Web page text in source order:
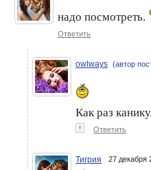
надо посмотреть.
Ответить
owlways (автор
Как раз
↑ Ответить
Тигрия 27 декабря